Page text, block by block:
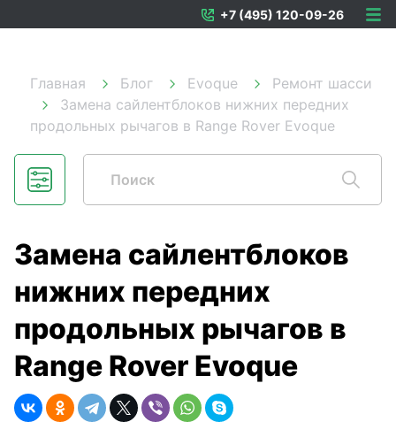
+7 (495) 120-09-26
Главная Блог Evoque
Ремонт шасси
Замена сайлентблоков нижних передних
продольных рычагов в Range Rover Evoque